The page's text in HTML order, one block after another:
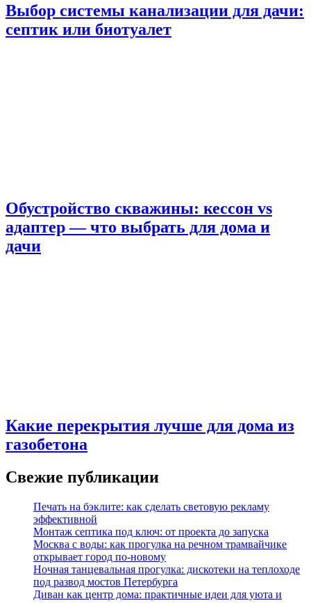
Выбор системы канализации для дачи:
септик или биотуалет
Обустройство скважины: кессон vs
адаптер — что выбрать для дома и
дачи
Какие перекрытия лучше для дома из
газобетона
Свежие публикации
Печать на бэклите: как сделать световую рекламу
эффективной
Монтаж септика под ключ: от проекта до запуска
Москва с воды: как прогулка на речном трамвайчике
открывает город по‑новому
Ночная танцевальная прогулка: дискотеки на теплоходе
под развод мостов Петербурга
Диван как центр дома: практичные идеи для уюта и